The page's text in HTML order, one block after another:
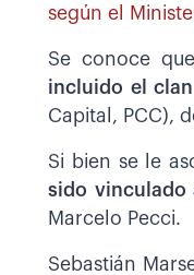
según el
Se conoce
incluido el
Capital, PCC),
Si bien se le
sido vinculado
Marcelo Pecci.
Sebastián